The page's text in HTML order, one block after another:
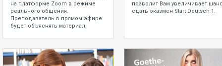
на платформе Zoom в режиме
реального общения.
Преподаватель в прямом эфире
будет объяснять материал,
индивидуально, а парах или
группах.
позволит Вам увеличивает
сдать эказмен Start Deutsch 1.